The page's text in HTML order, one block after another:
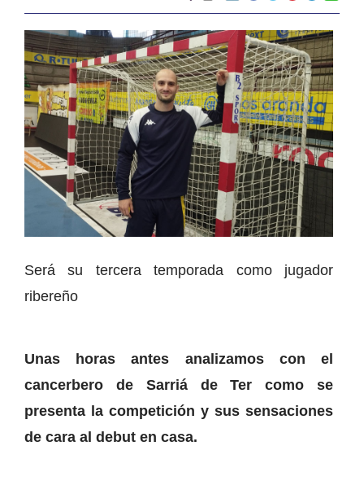
Será su tercera temporada como jugador
ribereño
Unas horas antes analizamos con el
cancerbero de Sarriá de Ter como se
presenta la competición y sus sensaciones
de cara al debut en casa.